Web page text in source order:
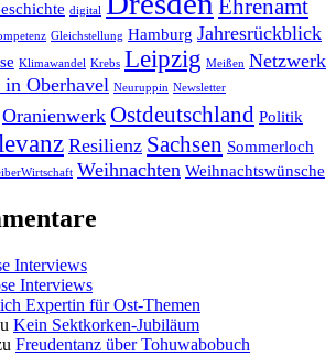
digital Ehrenamt
Gleichstellung Hamburg Jahresrückblick
Klimawandel Krebs Leipzig Meißen Netzwerk
in Oberhavel Neuruppin Newsletter
Oranienwerk Ostdeutschland Politik
Resilienz Sachsen Sommerloch
Weihnachten Weihnachtswünsche
Interviews
Interviews
Expertin für Ost-Themen
Kein Sektkorken-Jubiläum
Freudentanz über Tohuwabobuch